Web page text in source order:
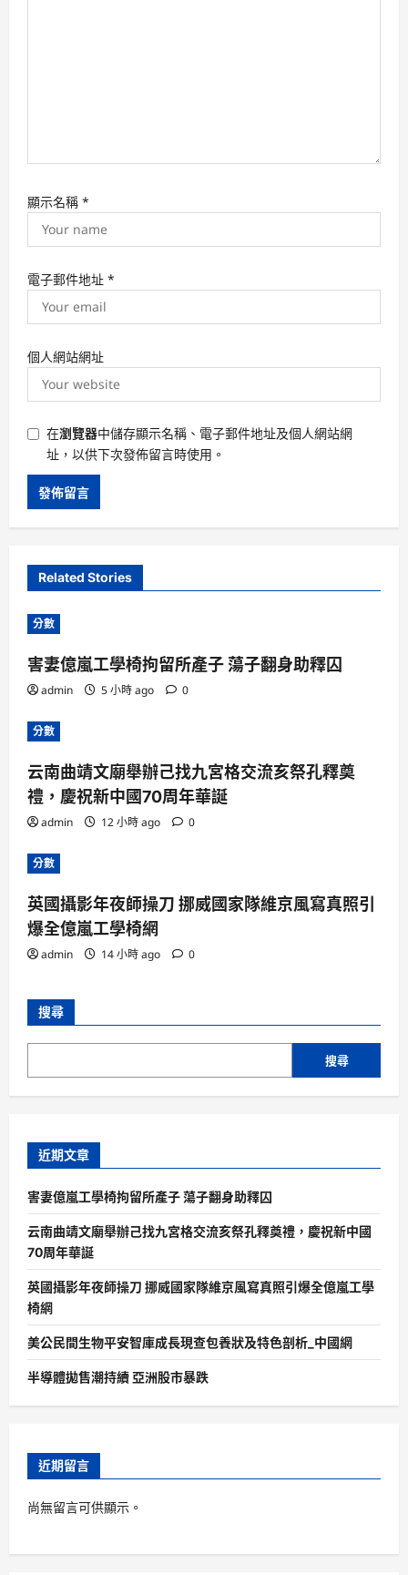
顯示名稱 *
電子郵件地址 *
個人網站網址
在瀏覽器中儲存顯示名稱、電子郵件地址及個人網站網
址，以供下次發佈留言時使用。
Related Stories
分數
害妻億嵐工學椅拘留所產子 蕩子翻身助釋囚
admin 5 小時 ago 0
分數
云南曲靖文廟舉辦己找九宮格交流亥祭孔釋奠
禮，慶祝新中國70周年華誕
admin 12 小時 ago 0
分數
英國攝影年夜師操刀 挪威國家隊維京風寫真照引
爆全億嵐工學椅網
admin 14 小時 ago 0
搜尋
搜尋
近期文章
害妻億嵐工學椅拘留所產子 蕩子翻身助釋囚
云南曲靖文廟舉辦己找九宮格交流亥祭孔釋奠禮，慶祝新中國
70周年華誕
英國攝影年夜師操刀 挪威國家隊維京風寫真照引爆全億嵐工學
椅網
美公民間生物平安智庫成長現查包養狀及特色剖析_中國網
半導體拋售潮持續 亞洲股市暴跌
近期留言
尚無留言可供顯示。